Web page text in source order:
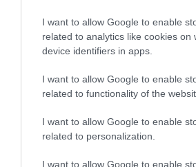
I want to allow Google to enable
related to analytics like cookies on
device identifiers in apps.
I want to allow Google to enable
related to functionality of the
I want to allow Google to enable
related to personalization.
I want to allow Google to enable
Γ.Βρεττάκος στο pagenews.gr: «Το
Συνταγματική Αναθεώρηση και